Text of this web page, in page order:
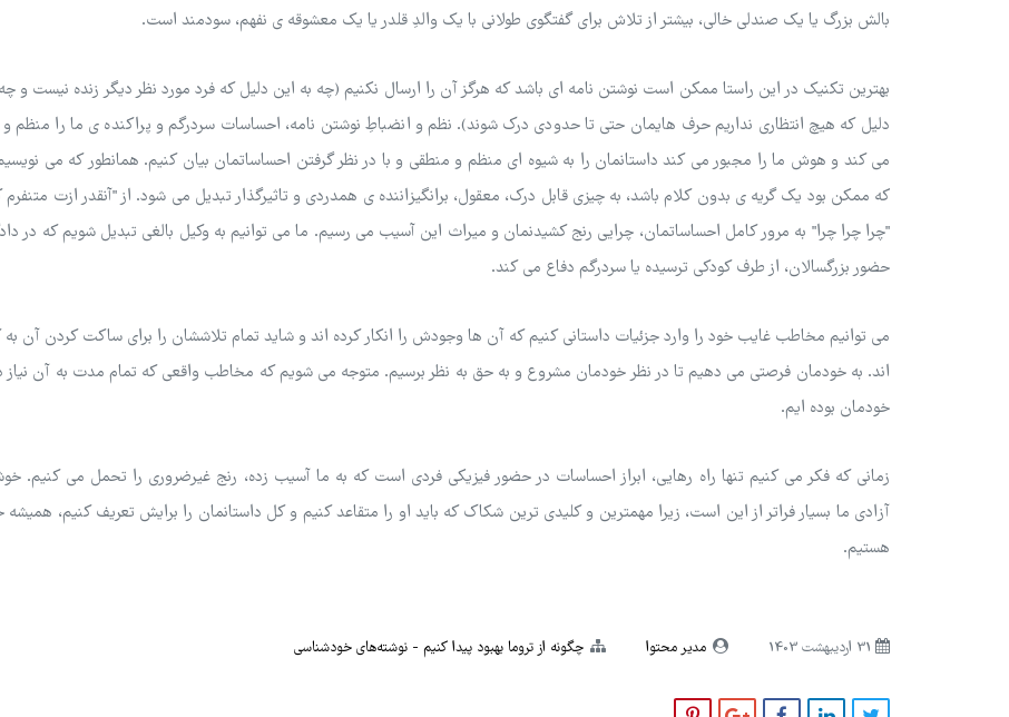
بالش بزرگ یا یک صندلی خالی، بیشتر از تلاش برای گفتگوی طولانی با یک والدِ قلدر یا یک معشوقه ی نفهم، سودمند است.
بهترین تکنیک در این راستا ممکن است نوشتن نامه ای باشد که هرگز آن را ارسال نکنیم (چه به این دلیل که فرد مورد نظر دیگر زنده نیست و
دلیل که هیچ انتظاری نداریم حرف هایمان حتی تا حدودی درک شوند). نظم و انضباطِ نوشتن نامه، احساسات سردرگم و پراکنده ی ما را منظم و
می کند و هوش ما را مجبور می کند داستانمان را به شیوه ای منظم و منطقی و با در نظر گرفتن احساساتمان بیان کنیم. همانطور که می
که ممکن بود یک گریه ی بدون کلام باشد، به چیزی قابل درک، معقول، برانگیزاننده ی همدردی و تاثیرگذار تبدیل می شود. از "آنقدر ازت متنفرم
"چرا چرا چرا" به مرور کامل احساساتمان، چرایی رنج کشیدنمان و میراث این آسیب می رسیم. ما می توانیم به وکیل بالغی تبدیل شویم که در
حضور بزرگسالان، از طرف کودکی ترسیده یا سردرگم دفاع می کند.
می توانیم مخاطب غایب خود را وارد جزئیات داستانی کنیم که آن ها وجودش را انکار کرده اند و شاید تمام تلاششان را برای ساکت کردن آن به
اند. به خودمان فرصتی می دهیم تا در نظر خودمان مشروع و به حق به نظر برسیم. متوجه می شویم که مخاطب واقعی که تمام مدت به آن نیاز
خودمان بوده ایم.
زمانی که فکر می کنیم تنها راه رهایی، ابراز احساسات در حضور فیزیکی فردی است که به ما آسیب زده، رنج غیرضروری را تحمل می کنیم.
آزادی ما بسیار فراتر از این است، زیرا مهمترین و کلیدی ترین شکاک که باید او را متقاعد کنیم و کل داستانمان را برایش تعریف کنیم،
هستیم.
مدیر محتوا چگونه از تروما بهبود پیدا کنیم نوشته‌های خودشناسی